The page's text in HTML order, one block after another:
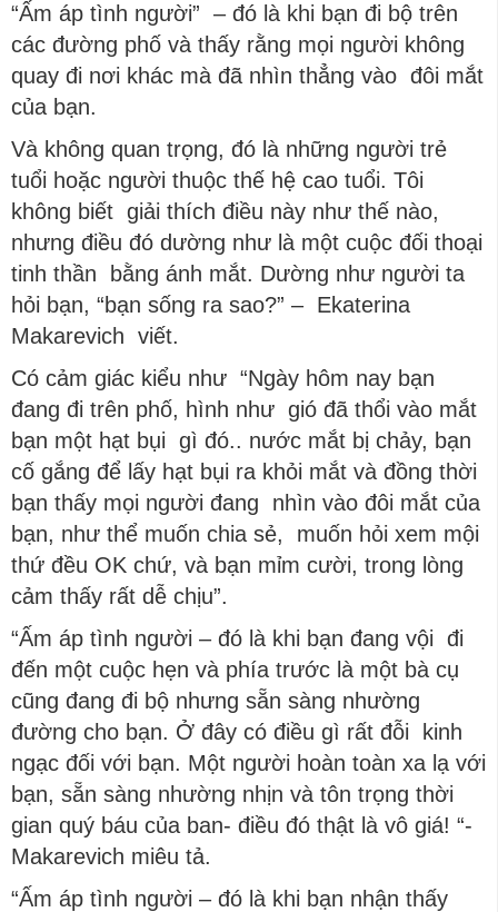
“Ấm áp tình người” – đó là khi bạn đi bộ trên
các đường phố và thấy rằng mọi người không
quay đi nơi khác mà đã nhìn thẳng vào đôi mắt
của bạn.
Và không quan trọng, đó là những người trẻ
tuổi hoặc người thuộc thế hệ cao tuổi. Tôi
không biết giải thích điều này như thế nào,
nhưng điều đó dường như là một cuộc đối thoại
tinh thần bằng ánh mắt. Dường như người ta
hỏi bạn, “bạn sống ra sao?” – Ekaterina
Makarevich viết.
Có cảm giác kiểu như “Ngày hôm nay bạn
đang đi trên phố, hình như gió đã thổi vào mắt
bạn một hạt bụi gì đó.. nước mắt bị chảy, bạn
cố gắng để lấy hạt bụi ra khỏi mắt và đồng thời
bạn thấy mọi người đang nhìn vào đôi mắt của
bạn, như thể muốn chia sẻ, muốn hỏi xem mội
thứ đều OK chứ, và bạn mỉm cười, trong lòng
cảm thấy rất dễ chịu”.
“Ấm áp tình người – đó là khi bạn đang vội đi
đến một cuộc hẹn và phía trước là một bà cụ
cũng đang đi bộ nhưng sẵn sàng nhường
đường cho bạn. Ở đây có điều gì rất đỗi kinh
ngạc đối với bạn. Một người hoàn toàn xa lạ với
bạn, sẵn sàng nhường nhịn và tôn trọng thời
gian quý báu của ban- điều đó thật là vô giá! “-
Makarevich miêu tả.
“Ấm áp tình người – đó là khi bạn nhận thấy